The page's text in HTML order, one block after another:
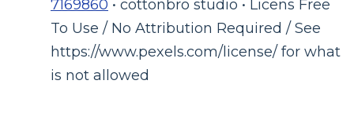
7169860 • cottonbro studio • Licens Free
To Use / No Attribution Required / See
https://www.pexels.com/license/ for what
is not allowed